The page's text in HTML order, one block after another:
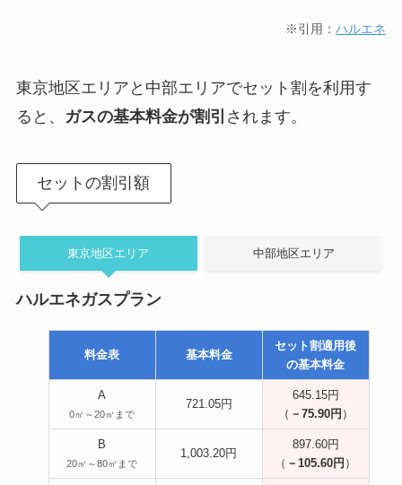
※引用：ハルエネ
東京地区エリアと中部エリアでセット割を利用す
ると、
ガスの基本料金が割引 されます。
セットの割引額
東京地区エリア 中部地区エリア
ハルエネガスプラン
料金表 基本料金
セット割適用後
の基本料金
A
0㎥～20㎥まで
721.05円
645.15円
（ －75.90円 ）
B
20㎥～80㎥まで
1,003.20円
897.60円
（ －105.60円 ）